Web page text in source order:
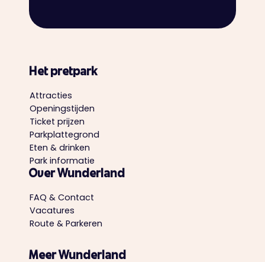
Het pretpark
Attracties
Openingstijden
Ticket prijzen
Parkplattegrond
Eten & drinken
Park informatie
Over Wunderland
FAQ & Contact
Vacatures
Route & Parkeren
Meer Wunderland